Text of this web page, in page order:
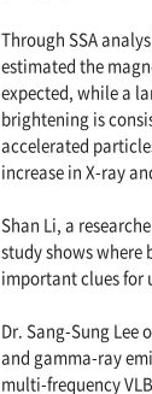
Through SSA
estimated the
expected, while a
brightening is
accelerated
increase in X-ray
Shan Li, a
study shows where
important clues for
Dr. Sang-Sung Lee
and gamma-ray
multi-frequency